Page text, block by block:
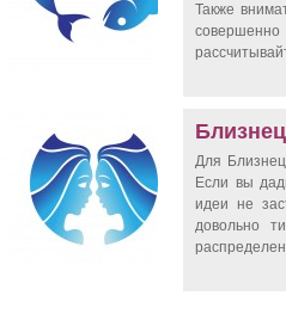
Также
Для
Если вы
идеи не
довольно